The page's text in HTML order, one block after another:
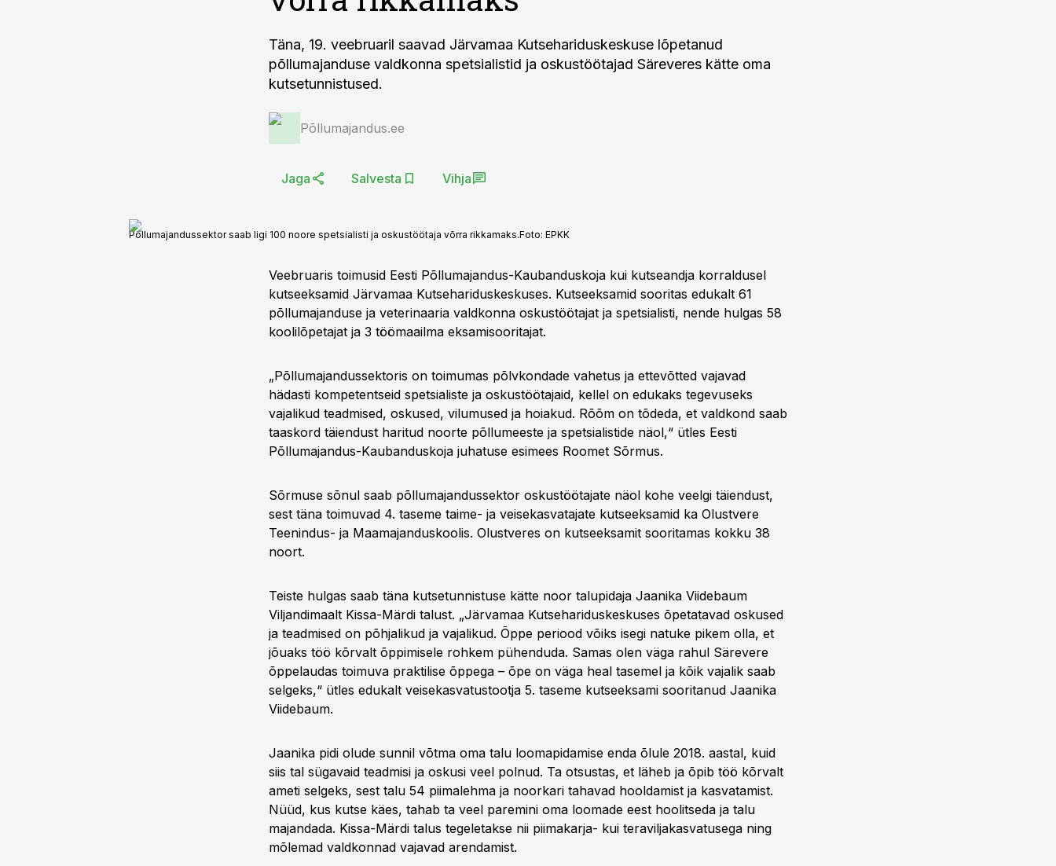
Täna, 19. veebruaril saavad Järvamaa Kutsehariduskeskuse lõpetanud
põllumajanduse valdkonna spetsialistid ja oskustöötajad Säreveres kätte oma
kutsetunnistused.
Põllumajandus.ee
Jaga Salvesta Vihja
Põllumajandussektor saab ligi 100 noore spetsialisti ja oskustöötaja võrra rikkamaks.Foto: EPKK
Veebruaris toimusid Eesti Põllumajandus-Kaubanduskoja kui kutseandja korraldusel
kutseeksamid Järvamaa Kutsehariduskeskuses. Kutseeksamid sooritas edukalt 61
põllumajanduse ja veterinaaria valdkonna oskustöötajat ja spetsialisti, nende hulgas 58
koolilõpetajat ja 3 töömaailma eksamisooritajat.
„Põllumajandussektoris on toimumas põlvkondade vahetus ja ettevõtted vajavad
hädasti kompetentseid spetsialiste ja oskustöötajaid, kellel on edukaks tegevuseks
vajalikud teadmised, oskused, vilumused ja hoiakud. Rõõm on tõdeda, et valdkond saab
taaskord täiendust haritud noorte põllumeeste ja spetsialistide näol,“ ütles Eesti
Põllumajandus-Kaubanduskoja juhatuse esimees Roomet Sõrmus.
Sõrmuse sõnul saab põllumajandussektor oskustöötajate näol kohe veelgi täiendust,
sest täna toimuvad 4. taseme taime- ja veisekasvatajate kutseeksamid ka Olustvere
Teenindus- ja Maamajanduskoolis. Olustveres on kutseeksamit sooritamas kokku 38
noort.
Teiste hulgas saab täna kutsetunnistuse kätte noor talupidaja Jaanika Viidebaum
Viljandimaalt Kissa-Märdi talust. „Järvamaa Kutsehariduskeskuses õpetatavad oskused
ja teadmised on põhjalikud ja vajalikud. Õppe periood võiks isegi natuke pikem olla, et
jõuaks töö kõrvalt õppimisele rohkem pühenduda. Samas olen väga rahul Särevere
õppelaudas toimuva praktilise õppega – õpe on väga heal tasemel ja kõik vajalik saab
selgeks,“ ütles edukalt veisekasvatustootja 5. taseme kutseeksami sooritanud Jaanika
Viidebaum.
Jaanika pidi olude sunnil võtma oma talu loomapidamise enda õlule 2018. aastal, kuid
siis tal sügavaid teadmisi ja oskusi veel polnud. Ta otsustas, et läheb ja õpib töö kõrvalt
ameti selgeks, sest talu 54 piimalehma ja noorkari tahavad hooldamist ja kasvatamist.
Nüüd, kus kutse käes, tahab ta veel paremini oma loomade eest hoolitseda ja talu
majandada. Kissa-Märdi talus tegeletakse nii piimakarja- kui teraviljakasvatusega ning
mõlemad valdkonnad vajavad arendamist.